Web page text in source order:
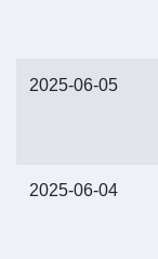
2025-06-05
2025-06-04